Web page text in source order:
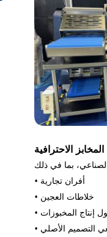
الاحترافية
• أفران تجارية
• خلاطات العجين
• إنتاج المخبوزات
• التصميم الأصلي